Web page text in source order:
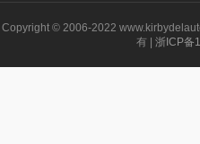
Copyright © 2006-2022
有 | 浙ICP备